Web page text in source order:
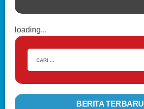
loading...
BERITA TERBARU